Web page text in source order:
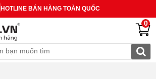
HOTLINE BÁN HÀNG TOÀN QUỐC
0